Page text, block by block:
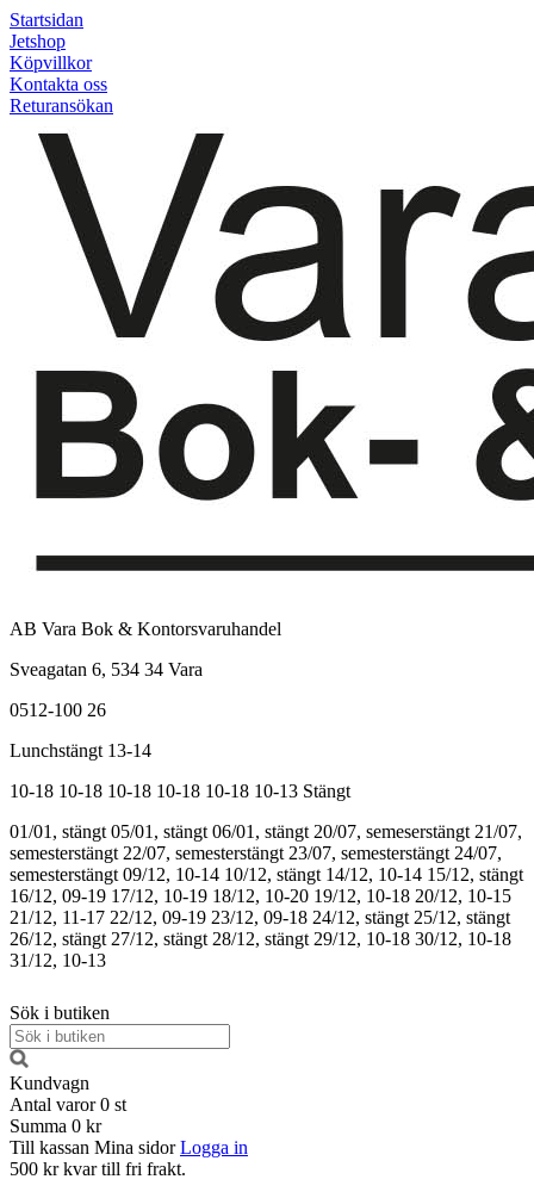
Startsidan
Jetshop
Köpvillkor
Kontakta oss
Returansökan
AB Vara Bok & Kontorsvaruhandel
Sveagatan 6, 534 34 Vara
0512-100 26
Lunchstängt 13-14
10-18 10-18 10-18 10-18 10-18 10-13 Stängt
01/01, stängt 05/01, stängt 06/01, stängt 20/07, semeserstängt 21/07,
semesterstängt 22/07, semesterstängt 23/07, semesterstängt 24/07,
semesterstängt 09/12, 10-14 10/12, stängt 14/12, 10-14 15/12, stängt
16/12, 09-19 17/12, 10-19 18/12, 10-20 19/12, 10-18 20/12, 10-15
21/12, 11-17 22/12, 09-19 23/12, 09-18 24/12, stängt 25/12, stängt
26/12, stängt 27/12, stängt 28/12, stängt 29/12, 10-18 30/12, 10-18
31/12, 10-13
Sök i butiken
Kundvagn
Antal varor 0 st
Summa 0 kr
Till kassan Mina sidor Logga in
500 kr kvar till fri frakt.